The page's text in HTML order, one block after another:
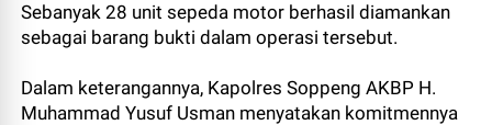
Sebanyak 28 unit sepeda motor berhasil diamankan
sebagai barang bukti dalam operasi tersebut.
Dalam keterangannya, Kapolres Soppeng AKBP H.
Muhammad Yusuf Usman menyatakan komitmennya